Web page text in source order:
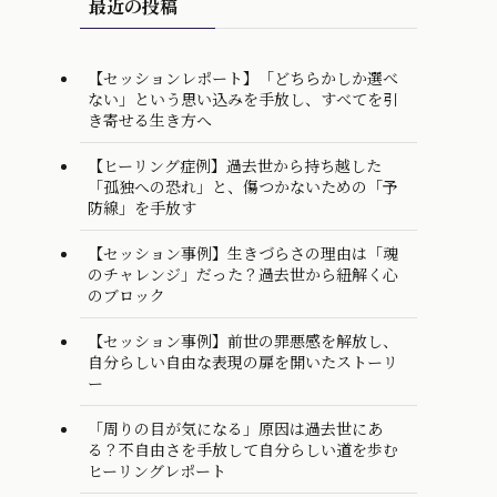
最近の投稿
【セッションレポート】「どちらかしか選べ
ない」という思い込みを手放し、すべてを引
き寄せる生き方へ
【ヒーリング症例】過去世から持ち越した
「孤独への恐れ」と、傷つかないための「予
防線」を手放す
【セッション事例】生きづらさの理由は「魂
のチャレンジ」だった？過去世から紐解く心
のブロック
【セッション事例】前世の罪悪感を解放し、
自分らしい自由な表現の扉を開いたストーリ
ー
「周りの目が気になる」原因は過去世にあ
る？不自由さを手放して自分らしい道を歩む
ヒーリングレポート